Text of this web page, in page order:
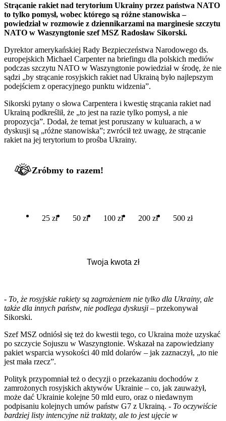
Strącanie rakiet nad terytorium Ukrainy przez państwa NATO
to tylko pomysł, wobec którego są różne stanowiska –
powiedział w rozmowie z dziennikarzami na marginesie szczytu
NATO w Waszyngtonie szef MSZ Radosław Sikorski.
Dyrektor amerykańskiej Rady Bezpieczeństwa Narodowego ds.
europejskich Michael Carpenter na briefingu dla polskich mediów
podczas szczytu NATO w Waszyngtonie powiedział w środę, że nie
sądzi „by strącanie rosyjskich rakiet nad Ukrainą było najlepszym
podejściem z operacyjnego punktu widzenia”.
Sikorski pytany o słowa Carpentera i kwestię strącania rakiet nad
Ukrainą podkreślił, że „to jest na razie tylko pomysł, a nie
propozycja”. Dodał, że temat jest poruszany w kuluarach, a w
dyskusji są „różne stanowiska”; zwrócił też uwagę, że strącanie
rakiet na jej terytorium to prośba Ukrainy.
Zróbmy to razem!
25 zł 50 zł 100 zł 200 zł 500 zł
- To, że rosyjskie rakiety są zagrożeniem nie tylko dla Ukrainy, ale
także dla innych państw, nie podlega dyskusji – przekonywał
Sikorski.
Szef MSZ odniósł się też do kwestii tego, co Ukraina może uzyskać
po szczycie Sojuszu w Waszyngtonie. Wskazał na zapowiedziany
pakiet wsparcia wysokości 40 mld dolarów – jak zaznaczył, „to nie
jest mała rzecz”.
Polityk przypomniał też o decyzji o przekazaniu dochodów z
zamrożonych rosyjskich aktywów Ukrainie – co, jak zauważył,
może dać Ukrainie kolejne 50 mld euro, oraz o niedawnym
podpisaniu kolejnych umów państw G7 z Ukrainą. - To oczywiście
bardziej listy intencyjne niż traktaty, ale to jest ujęcie w